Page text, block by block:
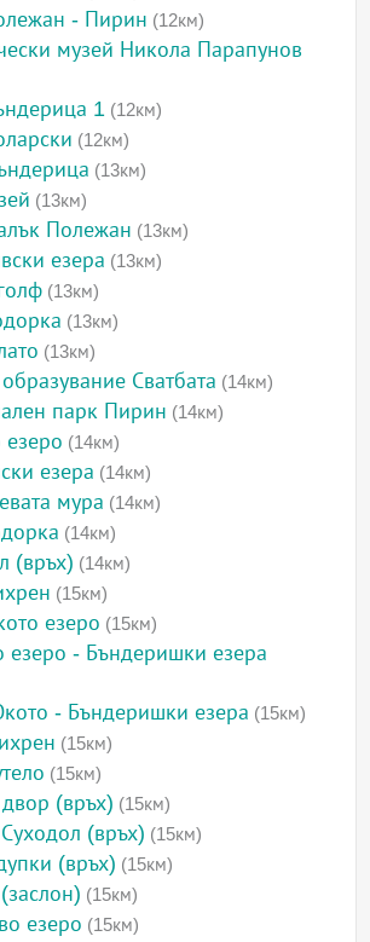
- Пирин (12км)
музей Никола Парапунов
1 (12км)
(12км)
(13км)
(13км)
Полежан (13км)
езера (13км)
(13км)
(13км)
(13км)
Сватбата (14км)
парк Пирин (14км)
(14км)
езера (14км)
мура (14км)
(14км)
(връх) (14км)
(15км)
езеро (15км)
езеро - Бъндеришки езера
- Бъндеришки езера (15км)
(15км)
(15км)
(връх) (15км)
(връх) (15км)
(връх) (15км)
(15км)
езеро (15км)